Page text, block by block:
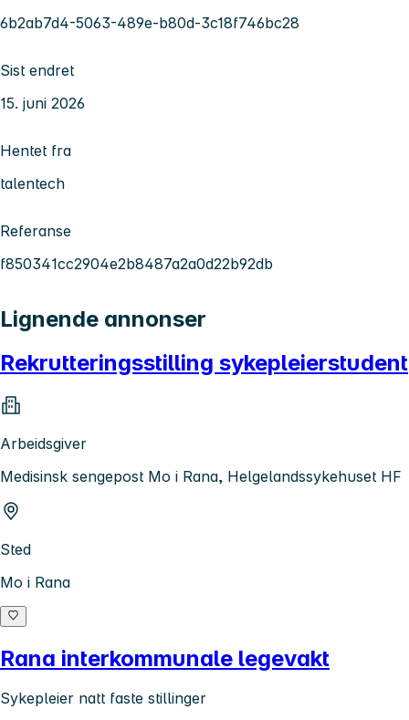
6b2ab7d4-5063-489e-b80d-3c18f746bc28
Sist endret
15. juni 2026
Hentet fra
talentech
Referanse
f850341cc2904e2b8487a2a0d22b92db
Lignende annonser
Rekrutteringsstilling sykepleierstudent
Arbeidsgiver
Medisinsk sengepost Mo i Rana, Helgelandssykehuset HF
Sted
Mo i Rana
Rana interkommunale legevakt
Sykepleier natt faste stillinger